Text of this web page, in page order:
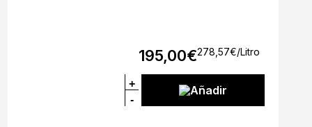
195,00€278,57€/Litro
+
-
Añadir